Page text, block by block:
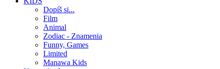
Dopíš si...
Film
Animal
Zodiac - Znamenia
Funny, Games
Limited
Manawa Kids